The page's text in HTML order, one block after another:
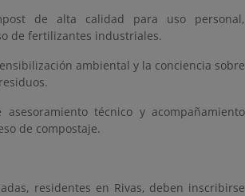
de alta calidad para uso personal,
de fertilizantes industriales.
ambiental y la conciencia sobre
técnico y acompañamiento
de compostaje.
residentes en Rivas, deben inscribirse